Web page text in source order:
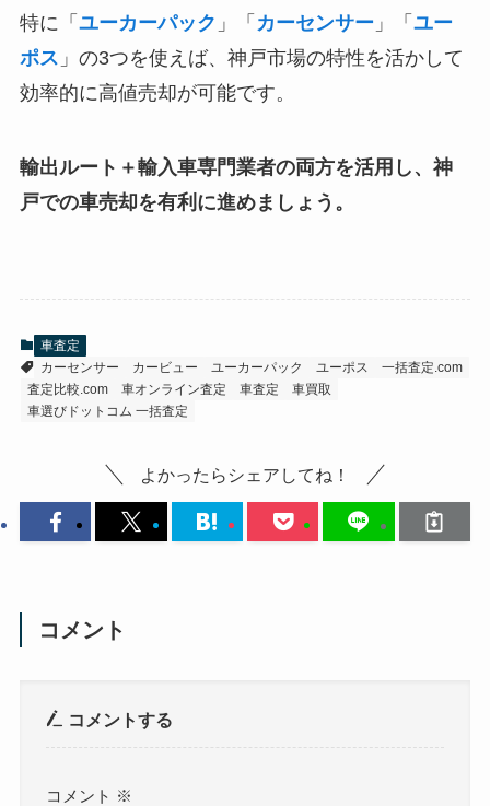
特に「 ユーカーパック 」「 カーセンサー」「 ユー
ポス 」の3つを使えば、神戸市場の特性を活かして
効率的に高値売却が可能です。
輸出ルート＋輸入車専門業者の両方を活用し、神
戸での車売却を有利に進めましょう。
車査定
カーセンサー
カービュー ユーカーパック ユーポス
一括査定.com
査定比較.com
車オンライン査定 車査定
車買取
車選びドットコム 一括査定
よかったらシェアしてね！
コメント
コメントする
コメント ※